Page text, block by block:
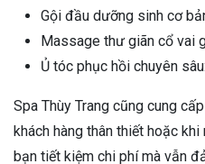
Gội đầu dưỡng sinh cơ
Massage thư giãn cổ vai
Ủ tóc phục hồi chuyên
Spa Thùy Trang cũng cung
khách hàng thân thiết hoặc
bạn tiết kiệm chi phí mà vẫn